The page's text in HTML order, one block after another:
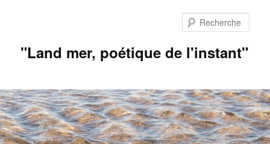
"Land mer, poétique de l'instant"